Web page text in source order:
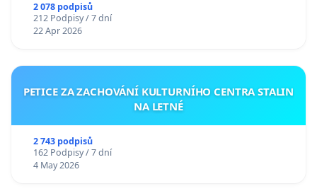
2 078 podpisů
212 Podpisy / 7 dní
22 Apr 2026
PETICE ZA ZACHOVÁNÍ KULTURNÍHO CENTRA STALIN
NA LETNÉ
2 743 podpisů
162 Podpisy / 7 dní
4 May 2026